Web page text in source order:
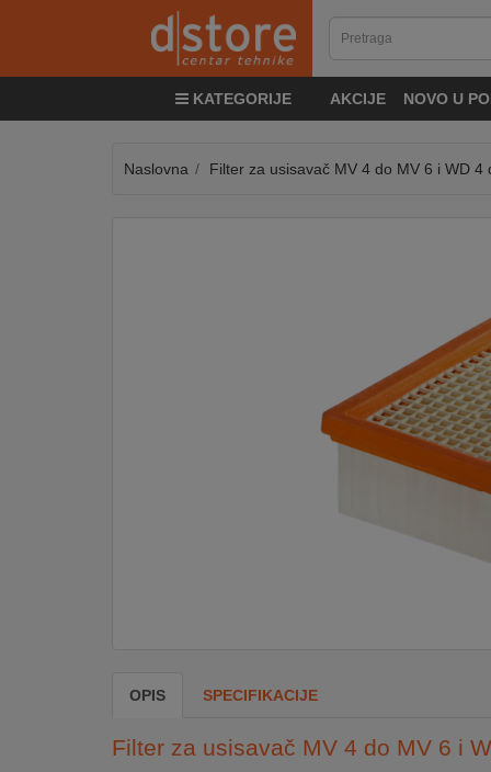
KATEGORIJE AKCIJE NOVO U
&
KLIMATIZACIJA
Naslovna Filter za usisavač MV 4 do MV 6 i WD 4
OPIS SPECIFIKACIJE
Filter za usisavač MV 4 do MV 6 i